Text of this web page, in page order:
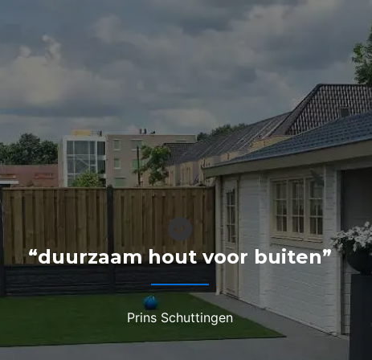
“duurzaam hout voor buiten”
Prins Schuttingen